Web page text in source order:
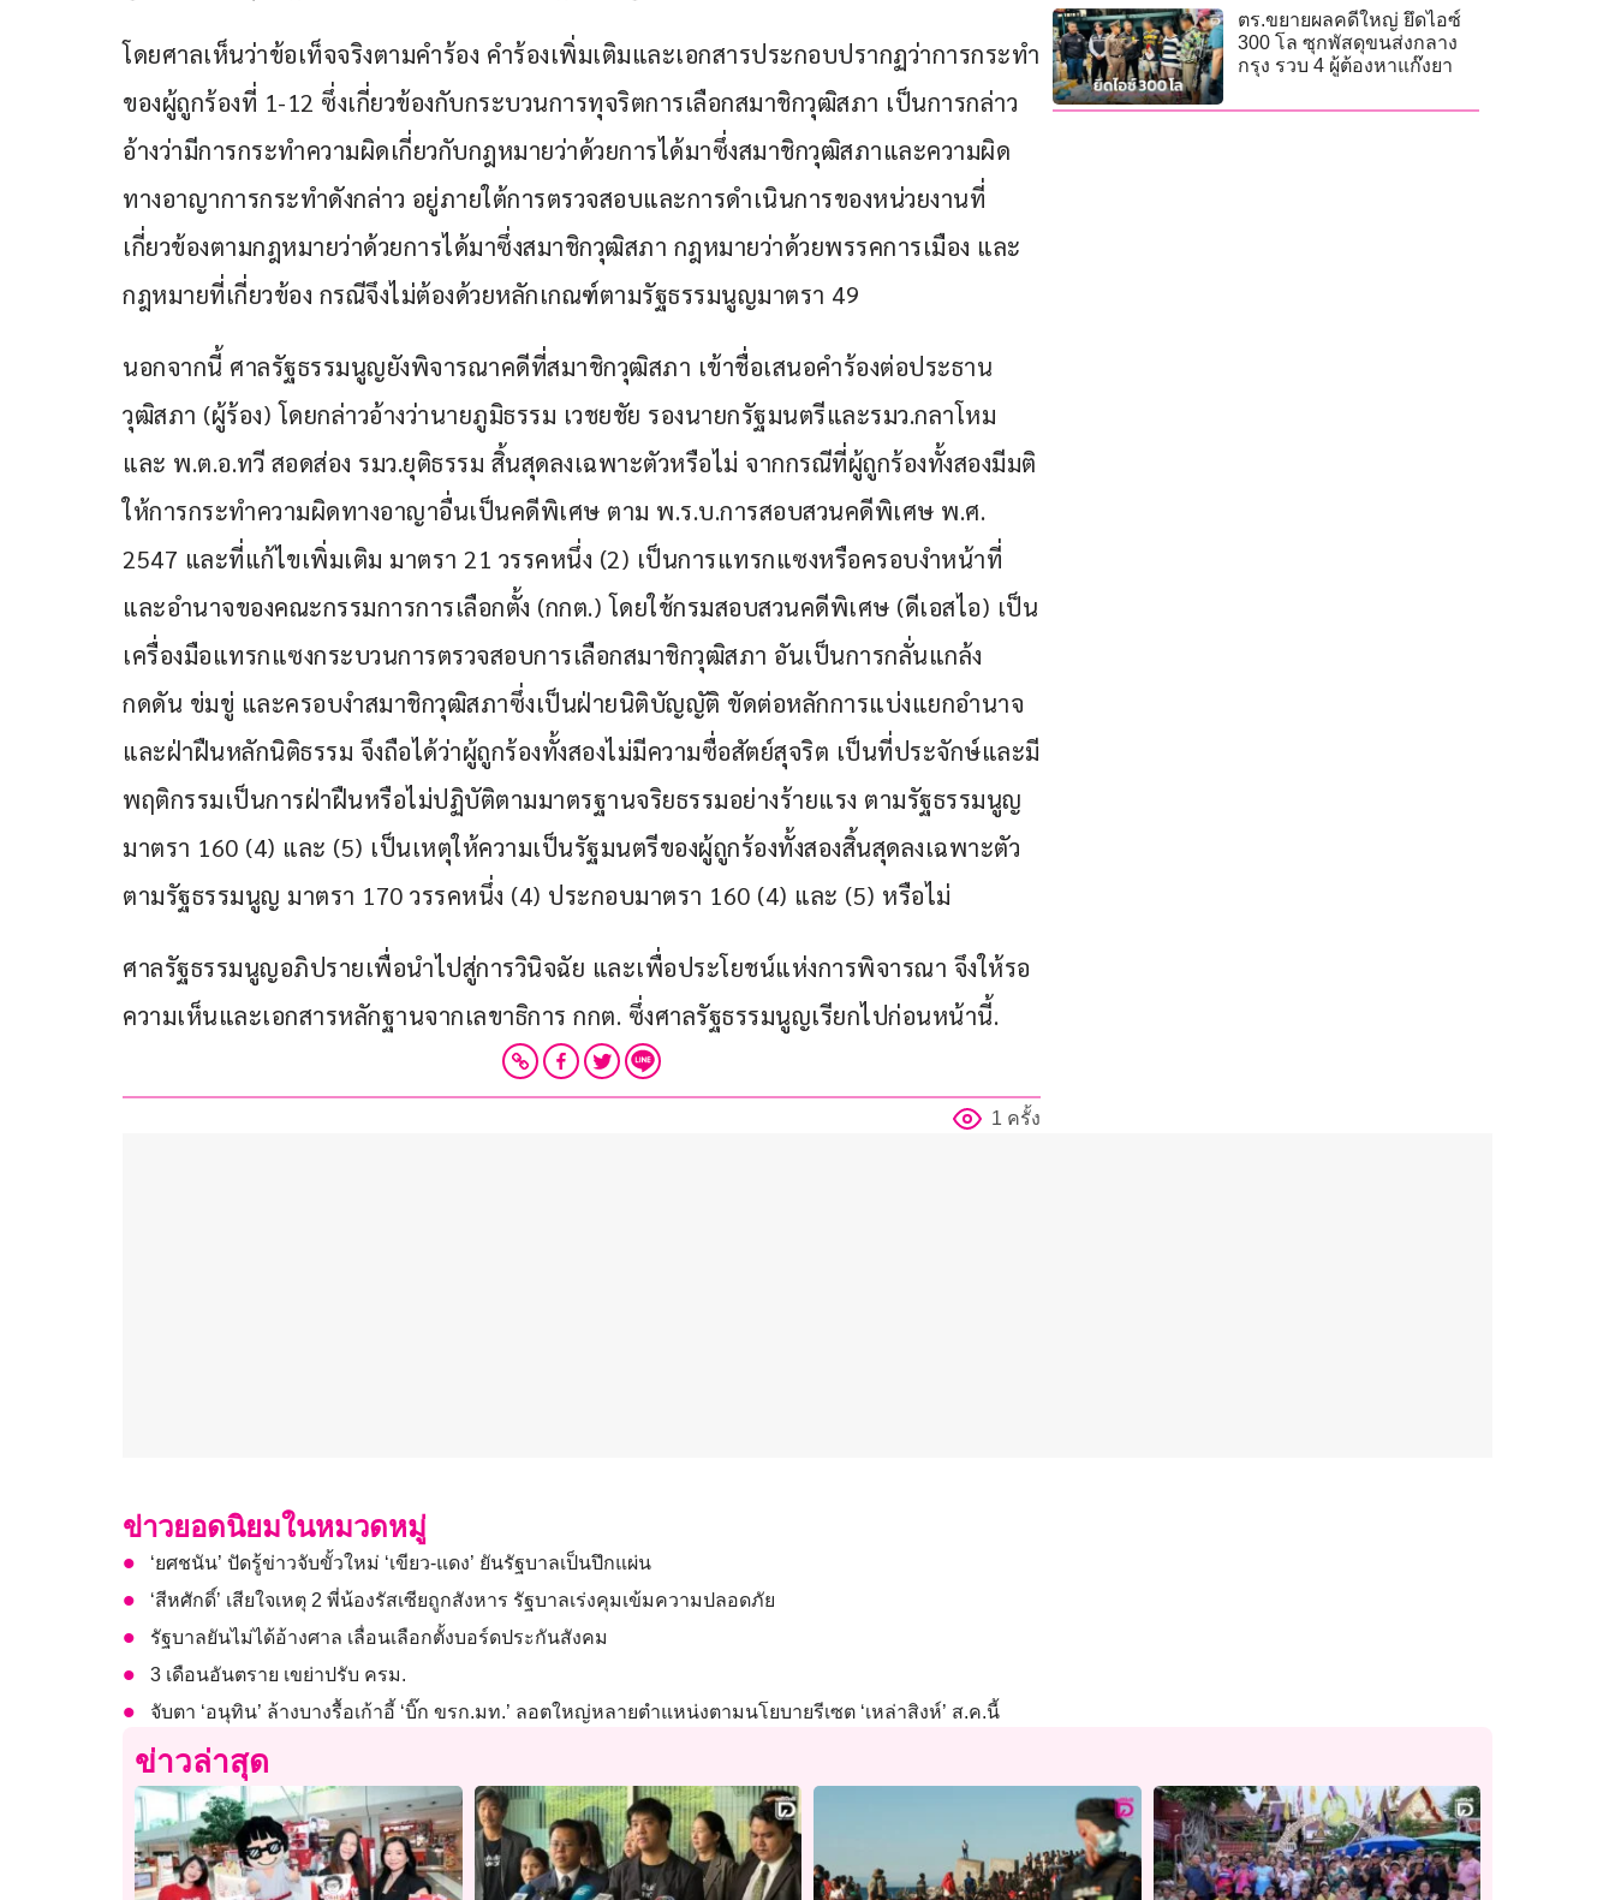
โดยศาลเห็นว่าข้อเท็จจริงตามคำร้อง คำร้องเพิ่มเติมและเอกสารประกอบปรากฏว่าการกระทำ
ของผู้ถูกร้องที่ 1-12 ซึ่งเกี่ยวข้องกับกระบวนการทุจริตการเลือกสมาชิกวุฒิสภา เป็นการกล่าว
อ้างว่ามีการกระทำความผิดเกี่ยวกับกฎหมายว่าด้วยการได้มาซึ่งสมาชิกวุฒิสภาและความผิด
ทางอาญาการกระทำดังกล่าว อยู่ภายใต้การตรวจสอบและการดำเนินการของหน่วยงานที่
เกี่ยวข้องตามกฎหมายว่าด้วยการได้มาซึ่งสมาชิกวุฒิสภา กฎหมายว่าด้วยพรรคการเมือง และ
กฎหมายที่เกี่ยวข้อง กรณีจึงไม่ต้องด้วยหลักเกณฑ์ตามรัฐธรรมนูญมาตรา 49
นอกจากนี้ ศาลรัฐธรรมนูญยังพิจารณาคดีที่สมาชิกวุฒิสภา เข้าชื่อเสนอคำร้องต่อประธาน
วุฒิสภา (ผู้ร้อง) โดยกล่าวอ้างว่านายภูมิธรรม เวชยชัย รองนายกรัฐมนตรีและรมว.กลาโหม
และ พ.ต.อ.ทวี สอดส่อง รมว.ยุติธรรม สิ้นสุดลงเฉพาะตัวหรือไม่ จากกรณีที่ผู้ถูกร้องทั้งสองมีมติ
ให้การกระทำความผิดทางอาญาอื่นเป็นคดีพิเศษ ตาม พ.ร.บ.การสอบสวนคดีพิเศษ พ.ศ.
2547 และที่แก้ไขเพิ่มเติม มาตรา 21 วรรคหนึ่ง (2) เป็นการแทรกแซงหรือครอบงำหน้าที่
และอำนาจของคณะกรรมการการเลือกตั้ง (กกต.) โดยใช้กรมสอบสวนคดีพิเศษ (ดีเอสไอ) เป็น
เครื่องมือแทรกแซงกระบวนการตรวจสอบการเลือกสมาชิกวุฒิสภา อันเป็นการกลั่นแกล้ง
กดดัน ข่มขู่ และครอบงำสมาชิกวุฒิสภาซึ่งเป็นฝ่ายนิติบัญญัติ ขัดต่อหลักการแบ่งแยกอำนาจ
และฝ่าฝืนหลักนิติธรรม จึงถือได้ว่าผู้ถูกร้องทั้งสองไม่มีความซื่อสัตย์สุจริต เป็นที่ประจักษ์และมี
พฤติกรรมเป็นการฝ่าฝืนหรือไม่ปฏิบัติตามมาตรฐานจริยธรรมอย่างร้ายแรง ตามรัฐธรรมนูญ
มาตรา 160 (4) และ (5) เป็นเหตุให้ความเป็นรัฐมนตรีของผู้ถูกร้องทั้งสองสิ้นสุดลงเฉพาะตัว
ตามรัฐธรรมนูญ มาตรา 170 วรรคหนึ่ง (4) ประกอบมาตรา 160 (4) และ (5) หรือไม่
ศาลรัฐธรรมนูญอภิปรายเพื่อนำไปสู่การวินิจฉัย และเพื่อประโยชน์แห่งการพิจารณา จึงให้รอ
ความเห็นและเอกสารหลักฐานจากเลขาธิการ กกต. ซึ่งศาลรัฐธรรมนูญเรียกไปก่อนหน้านี้.
1 ครั้ง
ตร.ขยายผลคดีใหญ่ ยึดไอซ์
300 โล ซุกพัสดุขนส่งกลาง
กรุง รวบ 4 ผู้ต้องหาแก๊งยา
ข่าวยอดนิยมในหมวดหมู่
‘ยศชนัน’ ปัดรู้ข่าวจับขั้วใหม่ ‘เขียว-แดง’ ยันรัฐบาลเป็นปึกแผ่น
‘สีหศักดิ์’ เสียใจเหตุ 2 พี่น้องรัสเซียถูกสังหาร รัฐบาลเร่งคุมเข้มความปลอดภัย
รัฐบาลยันไม่ได้อ้างศาล เลื่อนเลือกตั้งบอร์ดประกันสังคม
3 เดือนอันตราย เขย่าปรับ ครม.
จับตา ‘อนุทิน’ ล้างบางรื้อเก้าอี้ ‘บิ๊ก ขรก.มท.’ ลอตใหญ่หลายตำแหน่งตามนโยบายรีเซต ‘เหล่าสิงห์’ ส.ค.นี้
ข่าวล่าสุด